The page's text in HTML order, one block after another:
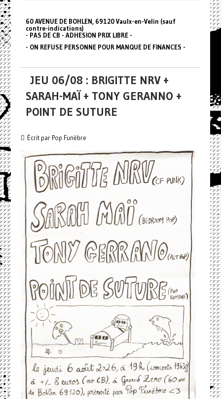
60 AVENUE DE BOHLEN, 69120 Vaulx-en-Velin (sauf
contre-indications)
- PAS DE CB - ADHESION PRIX LIBRE -
- ON REFUSE PERSONNE POUR MANQUE DE FINANCES -
JEU 06/08 : BRIGITTE NRV +
SARAH-MAÏ + TONY GERANNO +
POINT DE SUTURE
Écrit par Pop Funèbre